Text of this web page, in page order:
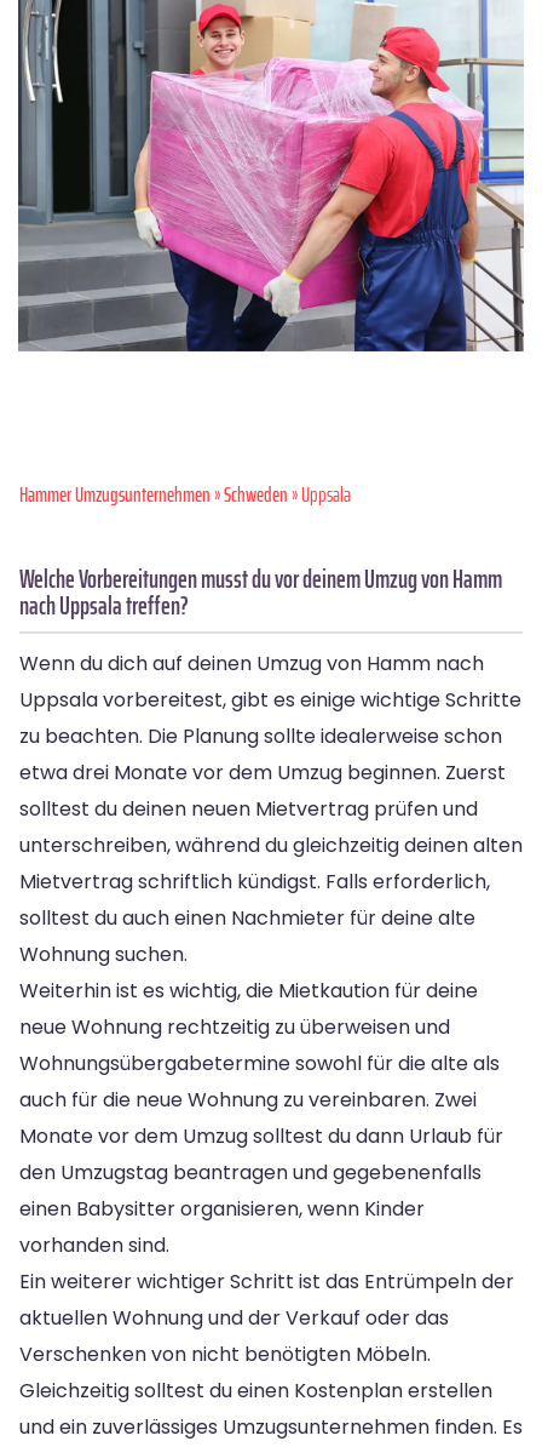
Hammer Umzugsunternehmen»Schweden» Uppsala
Welche Vorbereitungen musst du vor deinem Umzug von Hamm
nach Uppsala treffen?
Wenn du dich auf deinen Umzug von Hamm nach
Uppsala vorbereitest, gibt es einige wichtige Schritte
zu beachten. Die Planung sollte idealerweise schon
etwa drei Monate vor dem Umzug beginnen. Zuerst
solltest du deinen neuen Mietvertrag prüfen und
unterschreiben, während du gleichzeitig deinen alten
Mietvertrag schriftlich kündigst. Falls erforderlich,
solltest du auch einen Nachmieter für deine alte
Wohnung suchen.
Weiterhin ist es wichtig, die Mietkaution für deine
neue Wohnung rechtzeitig zu überweisen und
Wohnungsübergabetermine sowohl für die alte als
auch für die neue Wohnung zu vereinbaren. Zwei
Monate vor dem Umzug solltest du dann Urlaub für
den Umzugstag beantragen und gegebenenfalls
einen Babysitter organisieren, wenn Kinder
vorhanden sind.
Ein weiterer wichtiger Schritt ist das Entrümpeln der
aktuellen Wohnung und der Verkauf oder das
Verschenken von nicht benötigten Möbeln.
Gleichzeitig solltest du einen Kostenplan erstellen
und ein zuverlässiges Umzugsunternehmen finden. Es